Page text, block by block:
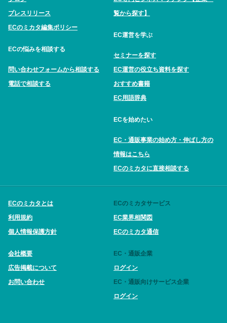
プレスリリース
ECのミカタ編集ポリシー
ECの悩みを相談する
問い合わせフォームから相談する
電話で相談する
覧から探す】
EC運営を学ぶ
セミナーを探す
EC運営の役立ち資料を探す
おすすめ書籍
EC用語辞典
ECを始めたい
EC・通販事業の始め方・伸ばし方の
情報はこちら
ECのミカタに直接相談する
ECのミカタとは
利用規約
個人情報保護方針
会社概要
広告掲載について
お問い合わせ
ECのミカタサービス
EC業界相関図
ECのミカタ通信
EC・通販企業
ログイン
EC・通販向けサービス企業
ログイン